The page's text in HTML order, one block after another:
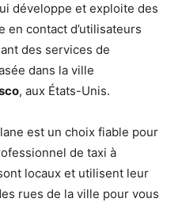
développe et exploite des
en contact d’utilisateurs
des services de
dans la ville
, aux États-Unis.
est un choix fiable pour
de taxi à
locaux et utilisent leur
rues de la ville pour vous